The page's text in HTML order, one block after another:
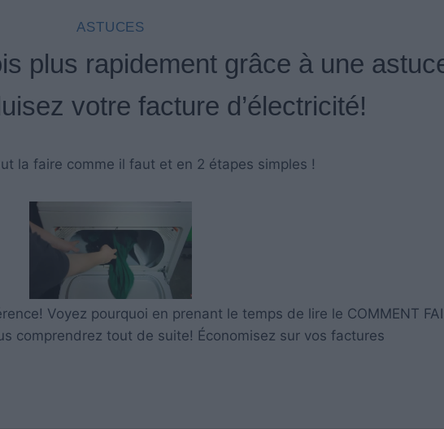
ASTUCES
plus rapidement grâce à une
votre facture d’électricité!
la faire comme il faut et en 2 étapes simples !
Voyez pourquoi en prenant le temps de lire le COMMENT
comprendrez tout de suite! Économisez sur vos factures